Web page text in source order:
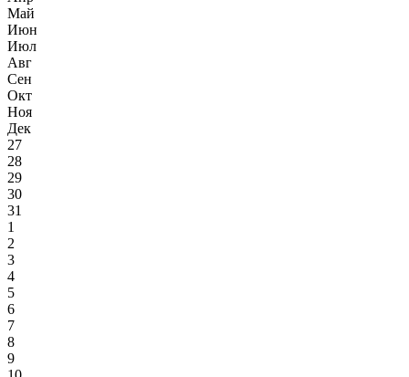
Май
Июн
Июл
Авг
Сен
Окт
Ноя
Дек
27
28
29
30
31
1
2
3
4
5
6
7
8
9